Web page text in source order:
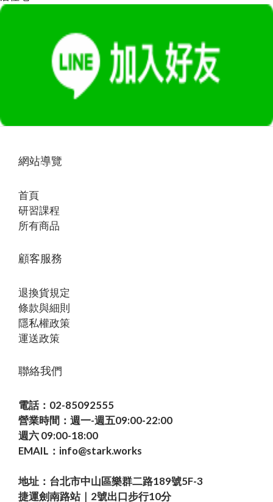
網站導覽
首頁
研習課程
所有商品
顧客服務
退換貨規定
條款與細則
隱私權政策
運送政策
聯絡我們
電話：02-85092555
營業時間：週一-週五09:00-22:00
週六 09:00-18:00
EMAIL：info@stark.works
地址：台北市中山區樂群二路189號5F-3
捷運劍南路站｜2號出口步行10分